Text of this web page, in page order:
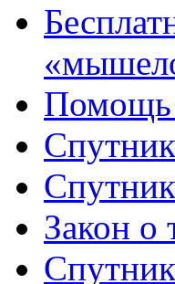
Помощь
Закон о